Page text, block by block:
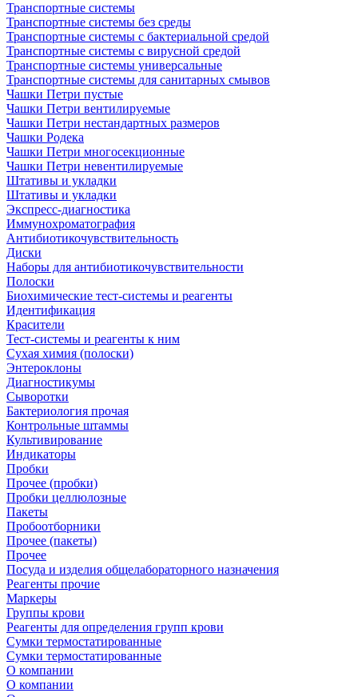
Транспортные системы
Транспортные системы без среды
Транспортные системы с бактериальной средой
Транспортные системы с вирусной средой
Транспортные системы универсальные
Транспортные системы для санитарных смывов
Чашки Петри пустые
Чашки Петри вентилируемые
Чашки Петри нестандартных размеров
Чашки Родека
Чашки Петри многосекционные
Чашки Петри невентилируемые
Штативы и укладки
Штативы и укладки
Экспресс-диагностика
Иммунохроматография
Антибиотикочувствительность
Диски
Наборы для антибиотикочувствительности
Полоски
Биохимические тест-системы и реагенты
Идентификация
Красители
Тест-системы и реагенты к ним
Сухая химия (полоски)
Энтероклоны
Диагностикумы
Сыворотки
Бактериология прочая
Контрольные штаммы
Культивирование
Индикаторы
Пробки
Прочее (пробки)
Пробки целлюлозные
Пакеты
Пробоотборники
Прочее (пакеты)
Прочее
Посуда и изделия общелабораторного назначения
Реагенты прочие
Маркеры
Группы крови
Реагенты для определения групп крови
Сумки термостатированные
Сумки термостатированные
О компании
О компании